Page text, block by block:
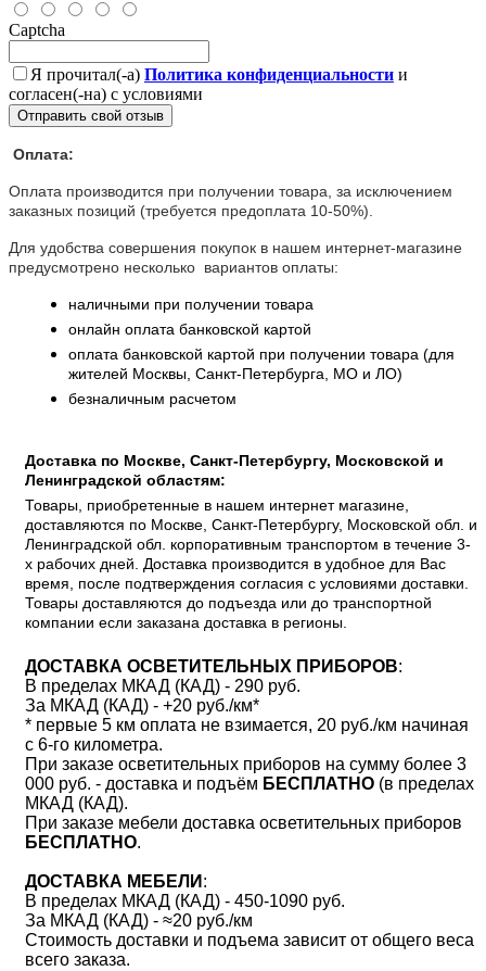
Captcha
Я прочитал(-а) Политика конфиденциальности и
согласен(-на) с условиями
Отправить свой отзыв
Оплата:
Оплата производится при получении товара, за исключением
заказных позиций (требуется предоплата 10-50%).
Для удобства совершения покупок в нашем интернет-магазине
предусмотрено несколько вариантов оплаты:
наличными при получении товара
онлайн оплата банковской картой
оплата банковской картой при получении товара (для
жителей Москвы, Санкт-Петербурга, МО и ЛО)
безналичным расчетом
Доставка по Москве, Санкт-Петербургу, Московской и
Ленинградской областям:
Товары, приобретенные в нашем интернет магазине,
доставляются по Москве, Санкт-Петербургу, Московской обл. и
Ленинградской обл. корпоративным транспортом в течение 3-
х рабочих дней. Доставка производится в удобное для Вас
время, после подтверждения согласия с условиями доставки.
Товары доставляются до подъезда или до транспортной
компании если заказана доставка в регионы.
ДОСТАВКА ОСВЕТИТЕЛЬНЫХ ПРИБОРОВ:
В пределах МКАД (КАД) - 290 руб.
За МКАД (КАД) - +20 руб./км*
* первые 5 км оплата не взимается, 20 руб./км начиная
с 6-го километра.
При заказе осветительных приборов на сумму более 3
000 руб. - доставка и подъём БЕСПЛАТНО (в пределах
МКАД (КАД).
При заказе мебели доставка осветительных приборов
БЕСПЛАТНО.
ДОСТАВКА МЕБЕЛИ :
В пределах МКАД (КАД) - 450-1090 руб.
За МКАД (КАД) - ≈20 руб./км
Стоимость доставки и подъема зависит от общего веса
всего заказа.